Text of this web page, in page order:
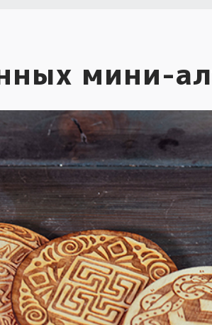
мини-